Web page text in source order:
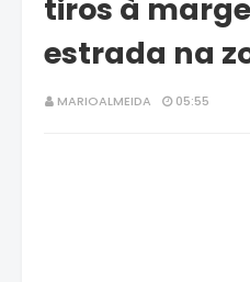
tiros à
estrada na
MARIOALMEIDA 05:55